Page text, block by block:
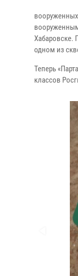
Хабаровске.
одном из
Теперь
классов